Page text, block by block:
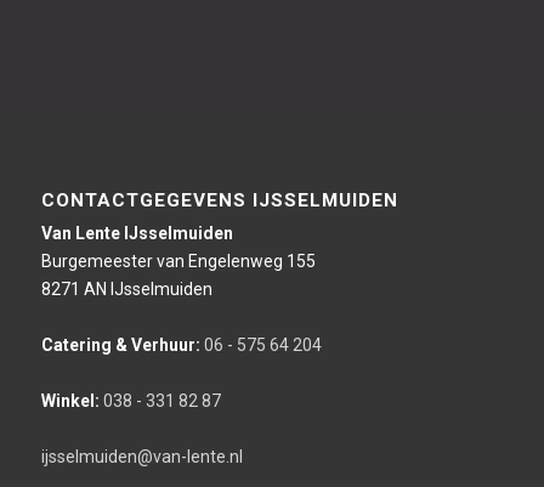
CONTACTGEGEVENS IJSSELMUIDEN
Van Lente IJsselmuiden
Burgemeester van Engelenweg 155
8271 AN IJsselmuiden
Catering & Verhuur: 06 - 575 64 204
Winkel: 038 - 331 82 87
ijsselmuiden@van-lente.nl